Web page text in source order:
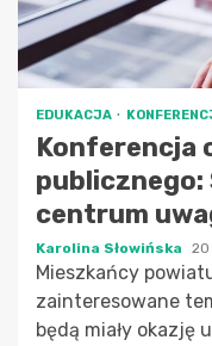
EDUKACJA
Konferencja
publicznego:
centrum
Karolina Słowińska 20
Mieszkańcy
zainteresowane
będą miały